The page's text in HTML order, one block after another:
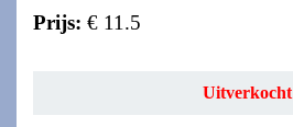
Prijs: € 11.5
Uitverkocht